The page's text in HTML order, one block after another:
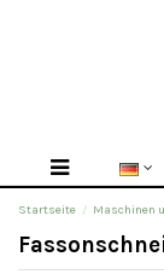
Startseite Maschinen